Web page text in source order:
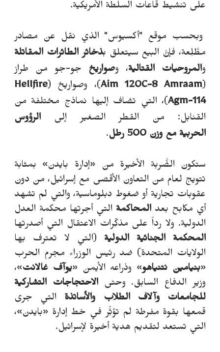
على تنشيط قاعات السلطة الأمريكية.
وبحسب موقع "أكسيوس" الذي نقل عن مصادر
مطَّلِعة، فإنَّ البيع سيتعلق بذخائر الطائرات المقاتلة
والمروحيات القتالية، وصواريخ جو-جو من طراز
(
Aim 120C-8 Amraam)، وصواريخ (Hellfire
Agm-114)، التي تضاف إليها نماذج مختلفة من
القنابل: من القطر الصغير إلىالرؤوس
الحربية مع وزن .
ستكون الضَّربة الأخيرة من «إدارة بايدن» بمثابة
تتويج لعام من التعاون الأقصى مع إسرائيل، من دون
عقوبات تجارية أو ضغوط دبلوماسية، والتي لم تشهد
أي مكابح بعد المحاكمة التي أجرتها محكمة العدل
الدولية. ولا رداً على مذكِّرات الاعتقال التي أصدرتها
المحكمة الجنائية الدولية (التي لا تعترف بها
الولايات المتحدة) ضد رئيس الوزراء مجرم الحرب
«بنيامين نتنياهو» وذراعه الأيمن «يوآف غالانت»،
وزير الدفاع السابق. وحتىالاحتجاجات التشاركية
للجامعات وآلاف الطلاب والأساتذة التي جرى
قمعها بقوة مفرطة لم تؤثِّر في خط إدارة «بايدن»،
التي تستعد لتقديم هدية أخيرة لإسرائيل.